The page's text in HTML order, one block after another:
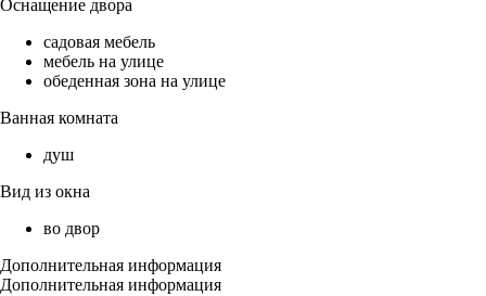
Оснащение двора
садовая мебель
мебель на улице
обеденная зона на улице
Ванная комната
душ
Вид из окна
во двор
Дополнительная информация
Дополнительная информация